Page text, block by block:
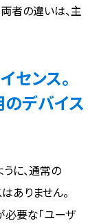
者の違いは、主
ンス。
のデバイス
に、通常の
ありません。
要な「ユーザ